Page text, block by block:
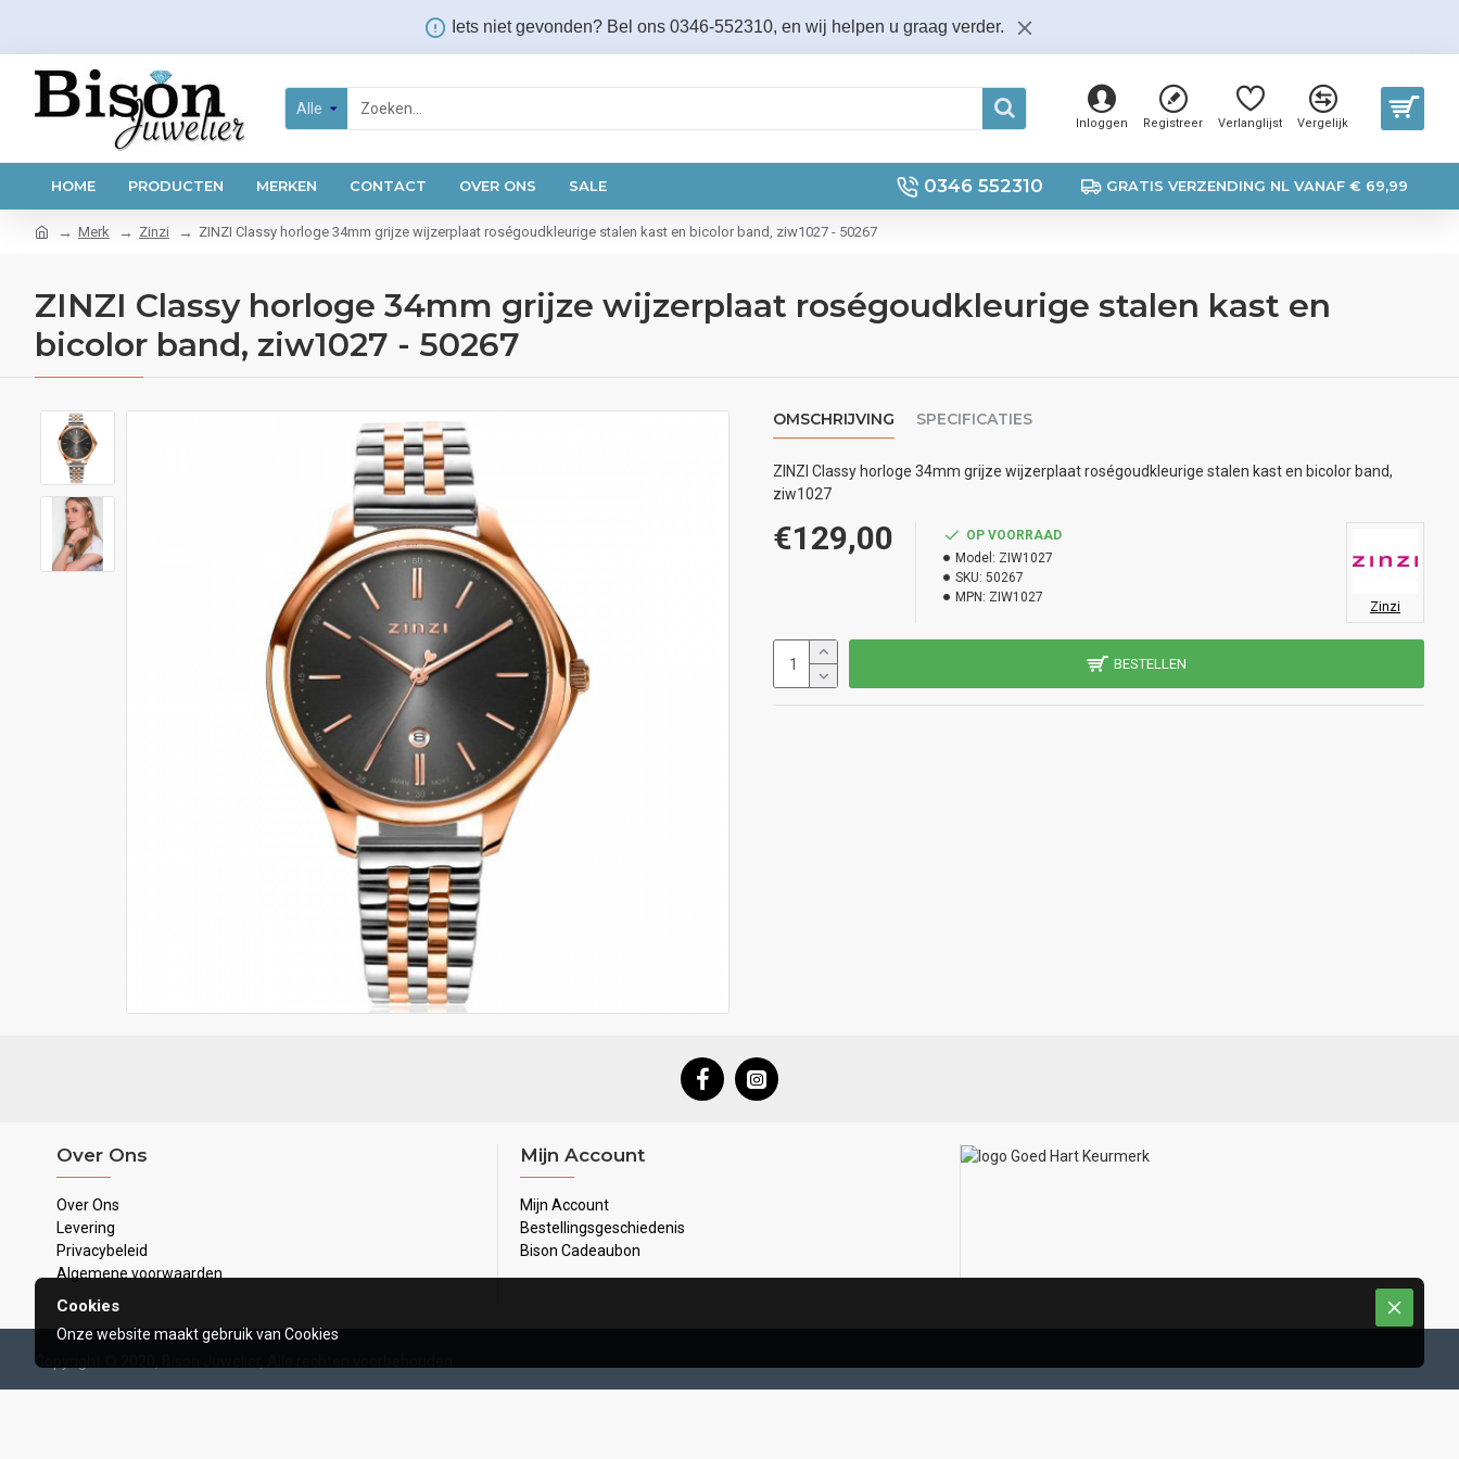
Iets niet gevonden? Bel ons 0346-552310, en wij helpen u graag verder.
Alle
Inloggen Registreer Verlanglijst Vergelijk
HOME PRODUCTEN MERKEN CONTACT OVER ONS SALE 0346 552310 GRATIS VERZENDING NL VANAF € 69,99
Merk Zinzi ZINZI Classy horloge 34mm grijze wijzerplaat roségoudkleurige stalen kast en bicolor band, ziw1027 - 50267
ZINZI Classy horloge 34mm grijze wijzerplaat roségoudkleurige stalen kast en
bicolor band, ziw1027 - 50267
OMSCHRIJVING SPECIFICATIES
ZINZI Classy horloge 34mm grijze wijzerplaat roségoudkleurige stalen kast en bicolor band,
ziw1027
€129,00
OP VOORRAAD
Model: ZIW1027
SKU: 50267
MPN: ZIW1027
Zinzi
BESTELLEN
Over Ons
Over Ons
Levering
Privacybeleid
Algemene voorwaarden
Mijn Account
Mijn Account
Bestellingsgeschiedenis
Bison Cadeaubon
Copyright © 2020, Bison Juwelier, Alle rechten voorbehouden
Cookies
Onze website maakt gebruik van Cookies